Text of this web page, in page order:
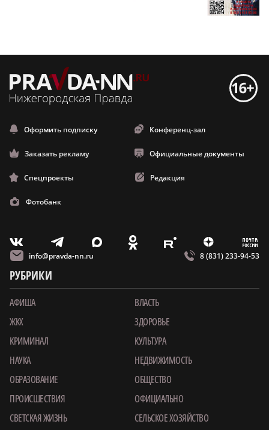
Оформить подписку Конференц-зал
Заказать рекламу Официальные документы
Спецпроекты Редакция
Фотобанк
V T X O E Z m
info@pravda-nn.ru 8 (831) 233-94-53
РУБРИКИ
АФИША
ВЛАСТЬ
ЖКХ
ЗДОРОВЬЕ
КРИМИНАЛ
КУЛЬТУРА
НАУКА
НЕДВИЖИМОСТЬ
ОБРАЗОВАНИЕ
ОБЩЕСТВО
ПРОИСШЕСТВИЯ
ОФИЦИАЛЬНО
СВЕТСКАЯ ЖИЗНЬ
СЕЛЬСКОЕ ХОЗЯЙСТВО